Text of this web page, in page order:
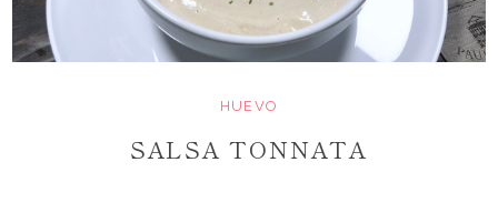
HUEVO
SALSA TONNATA